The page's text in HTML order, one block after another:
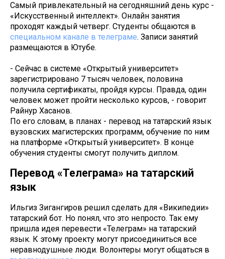
Самый привлекательный на сегодняшний день курс -
«Искусственный интеллект». Онлайн занятия
проходят каждый четверг. Студенты общаются в
специальном канале в телеграме. Записи занятий
размещаются в Ютубе.
- Сейчас в системе «Открытый университет»
зарегистрировано 7 тысяч человек, половина
получила сертификаты, пройдя курсы. Правда, один
человек может пройти несколько курсов, - говорит
Райнур Хасанов.
По его словам, в планах - перевод на татарский язык
вузовских магистерских программ, обучение по ним
на платформе «Открытый университет». В конце
обучения студенты смогут получить диплом.
Перевод «Телеграма» на татарский
язык
Ильгиз Зигангиров решил сделать для «Википедии»
татарский бот. Но понял, что это непросто. Так ему
пришла идея перевести «Телеграм» на татарский
язык. К этому проекту могут присоединиться все
неравнодушные люди. Волонтеры могут общаться в